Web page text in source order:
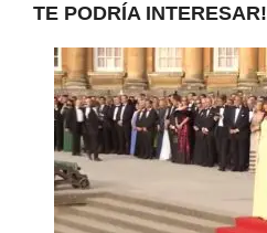
TE PODRÍA INTERESAR!